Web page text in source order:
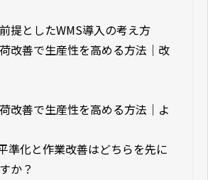
提としたWMS導入の考え方
改善で生産性を高める方法｜改
改善で生産性を高める方法｜よ
準化と作業改善はどちらを先に
か？